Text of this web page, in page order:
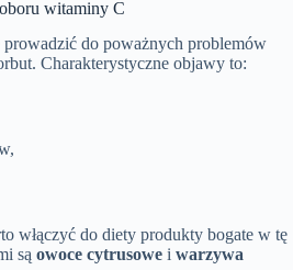
witaminy C
prowadzić do poważnych problemów
Charakterystyczne objawy to:
włączyć do diety produkty bogate w tę
są owoce cytrusowe i warzywa